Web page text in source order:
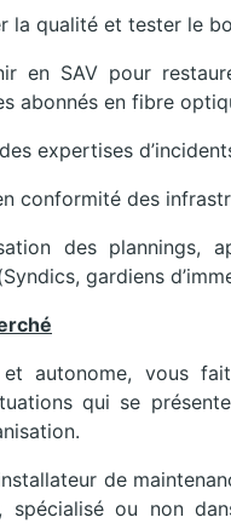
la qualité et tester le
en SAV pour
abonnés en fibre
expertises
conformité des
des plannings,
gardiens
autonome, vous
qui se
de
spécialisé ou non